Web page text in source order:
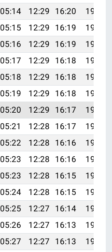
05:14 12:29 16:20
19:34
05:15 12:29 16:19
19:33
05:16 12:29 16:19
19:32
05:17 12:29 16:18
19:31
05:18 12:29 16:18
19:30
05:19 12:29 16:18
19:28
05:20 12:29 16:17
19:27
05:21 12:28 16:17
19:26
05:22 12:28 16:16
19:25
05:23 12:28 16:16
19:24
05:23 12:28 16:15
19:22
05:24 12:28 16:15
19:21
05:25 12:27 16:14
19:20
05:26 12:27 16:13
19:18
05:27 12:27 16:13
19:17